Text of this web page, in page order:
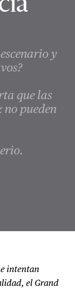
y
que las
pueden
intentan
el Grand